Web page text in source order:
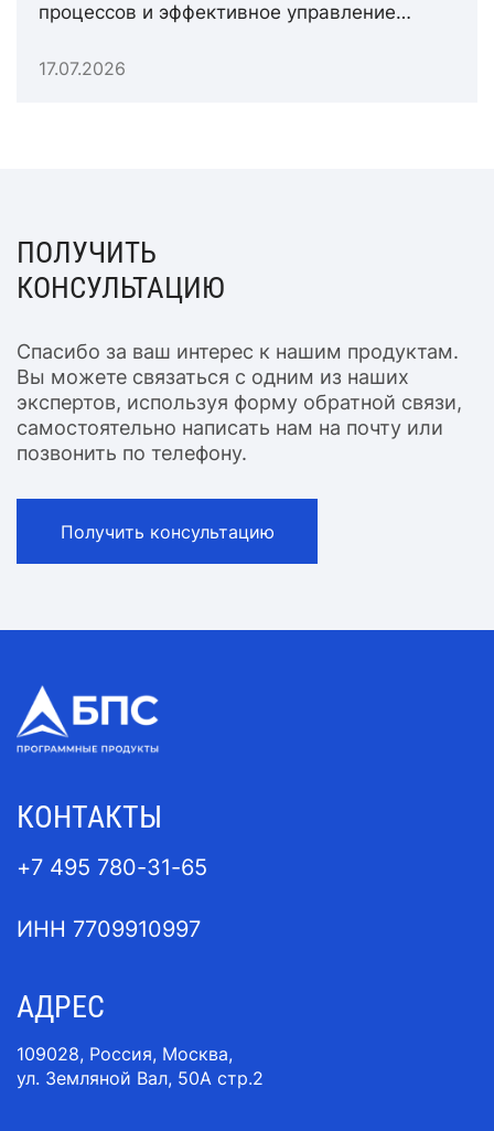
процессов и эффективное управление
17.07.2026
ПОЛУЧИТЬ
КОНСУЛЬТАЦИЮ
Спасибо за ваш интерес к нашим продуктам.
Вы можете связаться с одним из наших
экспертов, используя форму обратной связи,
самостоятельно написать нам на почту или
позвонить по телефону.
Получить консультацию
КОНТАКТЫ
+7 495 780-31-65
ИНН 7709910997
АДРЕС
109028, Россия, Москва,
ул. Земляной Вал, 50A стр.2